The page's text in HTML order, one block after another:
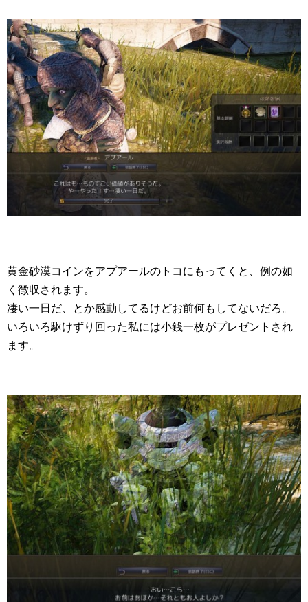
黄金砂漠コインをアプアールのトコにもってくと、例の如
く徴収されます。
凄い一日だ、とか感動してるけどお前何もしてないだろ。
いろいろ駆けずり回った私には小銭一枚がプレゼントされ
ます。